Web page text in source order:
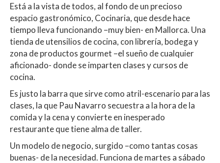
Está a la vista de todos, al fondo de un precioso
espacio gastronómico, Cocinaria, que desde hace
tiempo lleva funcionando –muy bien- en Mallorca. Una
tienda de utensilios de cocina, con librería, bodega y
zona de productos gourmet –el sueño de cualquier
aficionado- donde se imparten clases y cursos de
cocina.
Es justo la barra que sirve como atril-escenario para las
clases, la que Pau Navarro secuestra a la hora de la
comida y la cena y convierte en inesperado
restaurante que tiene alma de taller.
Un modelo de negocio, surgido –como tantas cosas
buenas- de la necesidad. Funciona de martes a sábado